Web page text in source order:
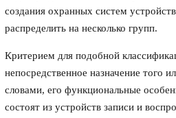
создания охранных систем
распределить на несколько групп.
Критерием для подобной
непосредственное назначение того
словами, его функциональные
состоят из устройств записи и